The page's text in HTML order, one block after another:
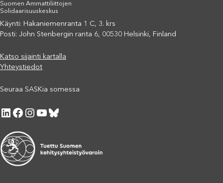
Suomen Ammattiliittojen
Solidaarisuuskeskus
Käynti: Hakaniemenranta 1 C, 3. krs
Posti: John Stenbergin ranta 6, 00530 Helsinki, Finland
Katso sijainti kartalla
Yhteystiedot
Seuraa SASKia somessa
LinkedIn Facebook Instagram YouTube Bluesky